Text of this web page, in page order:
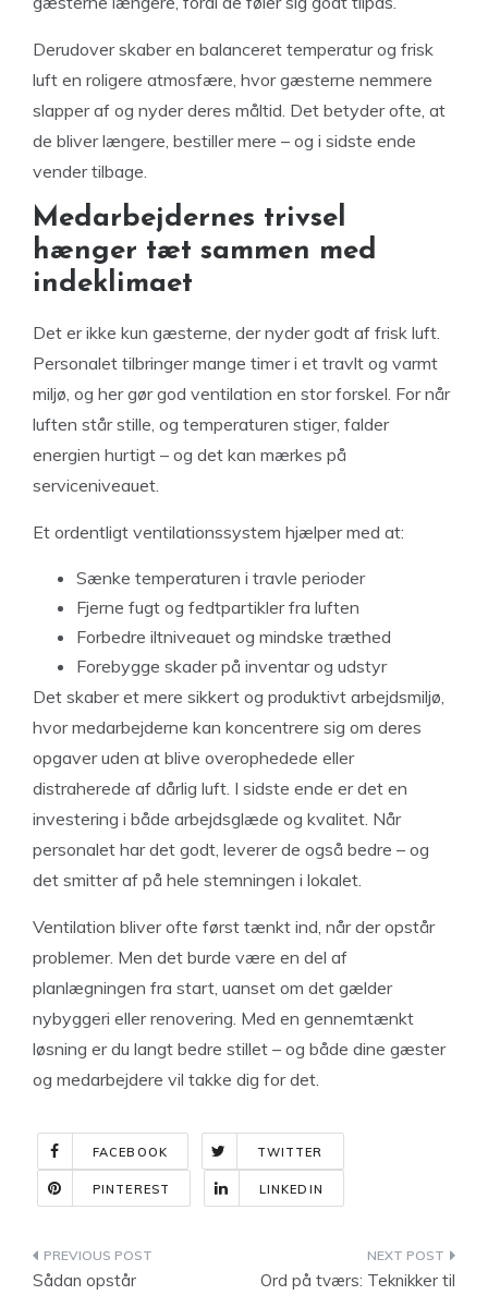
Derudover skaber en balanceret temperatur og frisk
luft en roligere atmosfære, hvor gæsterne nemmere
slapper af og nyder deres måltid. Det betyder ofte, at
de bliver længere, bestiller mere – og i sidste ende
vender tilbage.
Medarbejdernes trivsel
hænger tæt sammen med
indeklimaet
Det er ikke kun gæsterne, der nyder godt af frisk luft.
Personalet tilbringer mange timer i et travlt og varmt
miljø, og her gør god ventilation en stor forskel. For når
luften står stille, og temperaturen stiger, falder
energien hurtigt – og det kan mærkes på
serviceniveauet.
Et ordentligt ventilationssystem hjælper med at:
Sænke temperaturen i travle perioder
Fjerne fugt og fedtpartikler fra luften
Forbedre iltniveauet og mindske træthed
Forebygge skader på inventar og udstyr
Det skaber et mere sikkert og produktivt arbejdsmiljø,
hvor medarbejderne kan koncentrere sig om deres
opgaver uden at blive overophedede eller
distraherede af dårlig luft. I sidste ende er det en
investering i både arbejdsglæde og kvalitet. Når
personalet har det godt, leverer de også bedre – og
det smitter af på hele stemningen i lokalet.
Ventilation bliver ofte først tænkt ind, når der opstår
problemer. Men det burde være en del af
planlægningen fra start, uanset om det gælder
nybyggeri eller renovering. Med en gennemtænkt
løsning er du langt bedre stillet – og både dine gæster
og medarbejdere vil takke dig for det.
FACEBOOK TWITTER
PINTEREST LINKEDIN
Indlægsnavigation
Sådan opstår
Ord på tværs: Teknikker til